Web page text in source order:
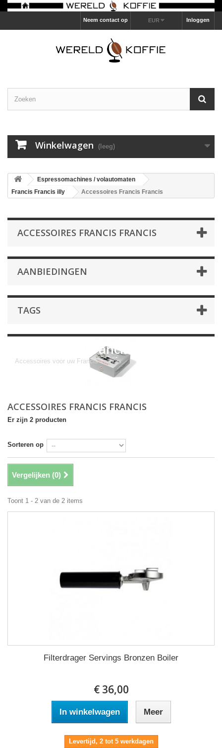
Inloggen
EUR
Neem contact op
Winkelwagen (leeg)
Espressomachines / volautomaten
Francis Francis illy
Accessoires Francis Francis
ACCESSOIRES FRANCIS FRANCIS
AANBIEDINGEN
TAGS
Accessoires Francis Francis
Accessoires voor uw Francis Francis
ACCESSOIRES FRANCIS FRANCIS
Er zijn 2 producten
Sorteren op
Vergelijken (0)
Toont 1 - 2 van de 2 items
Filterdrager Servings Bronzen Boiler
€ 36,00
In winkelwagen Meer
Levertijd, 2 tot 5 werkdagen